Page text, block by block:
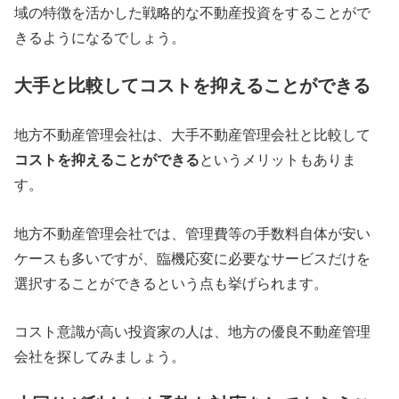
域の特徴を活かした戦略的な不動産投資をすることがで
きるようになるでしょう。
大手と比較してコストを抑えることができる
地方不動産管理会社は、大手不動産管理会社と比較して
コストを抑えることができるというメリットもありま
す。
地方不動産管理会社では、管理費等の手数料自体が安い
ケースも多いですが、臨機応変に必要なサービスだけを
選択することができるという点も挙げられます。
コスト意識が高い投資家の人は、地方の優良不動産管理
会社を探してみましょう。